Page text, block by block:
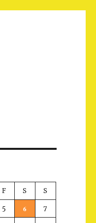
F S S
5 6 7